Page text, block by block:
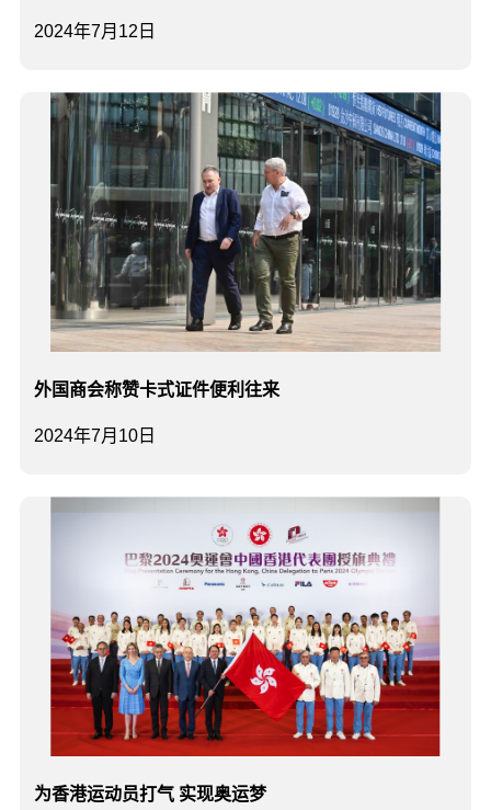
2024年7月12日
2024年7月10日
外国商会称赞卡式证件便利往来
为香港运动员打气 实现奥运梦